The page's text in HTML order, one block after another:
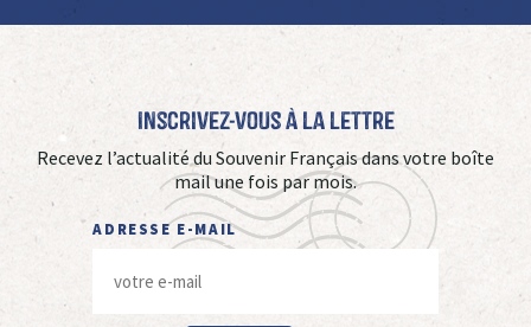
Inscrivez-vous à La Lettre
Recevez l’actualité du Souvenir Français dans votre boîte
mail une fois par mois.
ADRESSE E-MAIL